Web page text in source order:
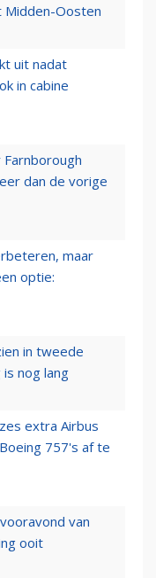
Midden-Oosten
uit nadat
in cabine
dan de vorige
maar
optie:
in tweede
nog lang
extra Airbus
757's af te
van
ooit